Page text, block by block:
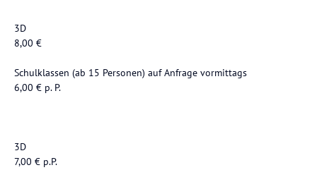
3D
8,00 €
Schulklassen (ab 15 Personen) auf Anfrage vormittags
6,00 € p. P.
3D
7,00 € p.P.